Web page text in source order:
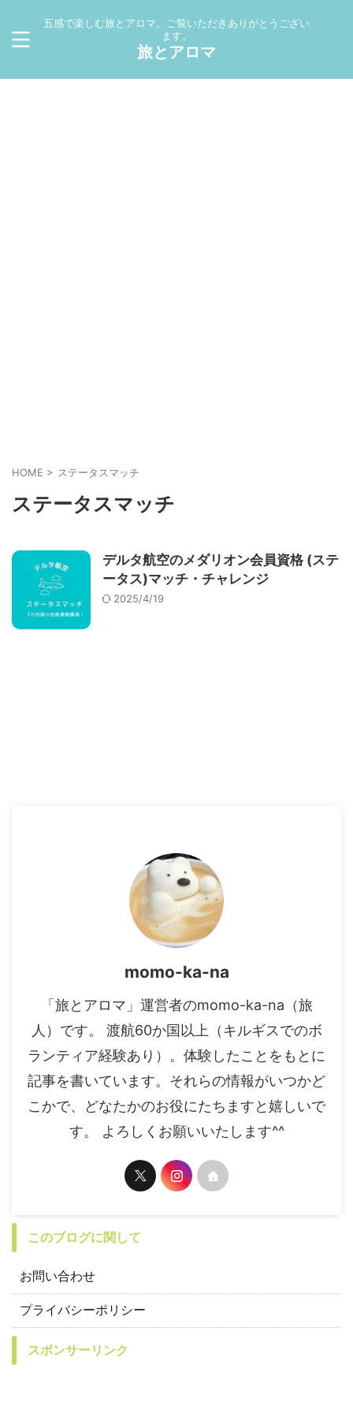
五感で楽しむ旅とアロマ。ご覧いただきありがとうござい
ます。
旅とアロマ
HOME > ステータスマッチ
ステータスマッチ
デルタ航空のメダリオン会員資格 (ステ
ータス)マッチ・チャレンジ
2025/4/19
momo-ka-na
「旅とアロマ」運営者のmomo-ka-na（旅
人）です。 渡航60か国以上（キルギスでのボ
ランティア経験あり）。体験したことをもとに
記事を書いています。それらの情報がいつかど
こかで、どなたかのお役にたちますと嬉しいで
す。 よろしくお願いいたします^^
このブログに関して
お問い合わせ
プライバシーポリシー
スポンサーリンク